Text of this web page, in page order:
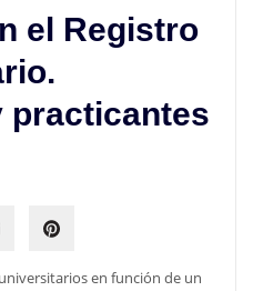
el Registro
practicantes
en función de un